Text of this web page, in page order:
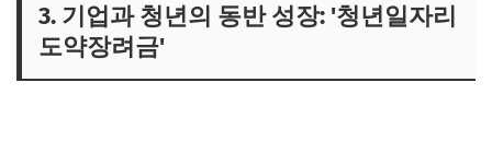
3. 기업과 청년의 동반 성장: '청년일자리
도약장려금'